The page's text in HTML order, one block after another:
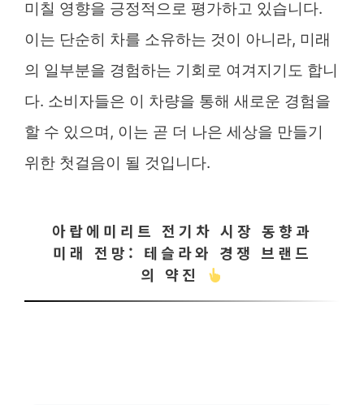
미칠 영향을 긍정적으로 평가하고 있습니다.
이는 단순히 차를 소유하는 것이 아니라, 미래
의 일부분을 경험하는 기회로 여겨지기도 합니
다. 소비자들은 이 차량을 통해 새로운 경험을
할 수 있으며, 이는 곧 더 나은 세상을 만들기
위한 첫걸음이 될 것입니다.
아랍에미리트 전기차 시장 동향과
미래 전망: 테슬라와 경쟁 브랜드
의 약진